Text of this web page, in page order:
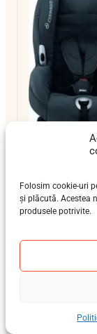
Folosim cookie-uri
și plăcută. Acestea
produsele potrivite.
Maxi-Cosi
bebeluș (9 luni-
0–18 kgISOFIX